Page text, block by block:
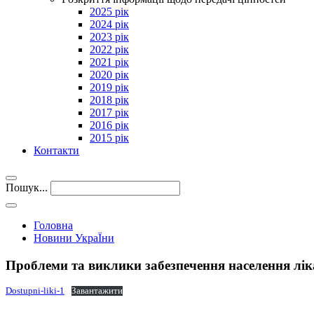
2025 рік
2024 рік
2023 рік
2022 рік
2021 рік
2020 рік
2019 рік
2018 рік
2017 рік
2016 рік
2015 рік
Контакти
Пошук...
Головна
Новини УкраЇни
Проблеми та виклики забезпечення населення
Dostupni-liki-1 Завантажити